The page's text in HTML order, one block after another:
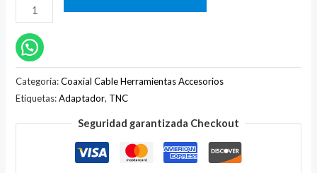
Categoría:Coaxial Cable Herramientas Accesorios
Etiquetas:Adaptador, TNC
Seguridad garantizada Checkout